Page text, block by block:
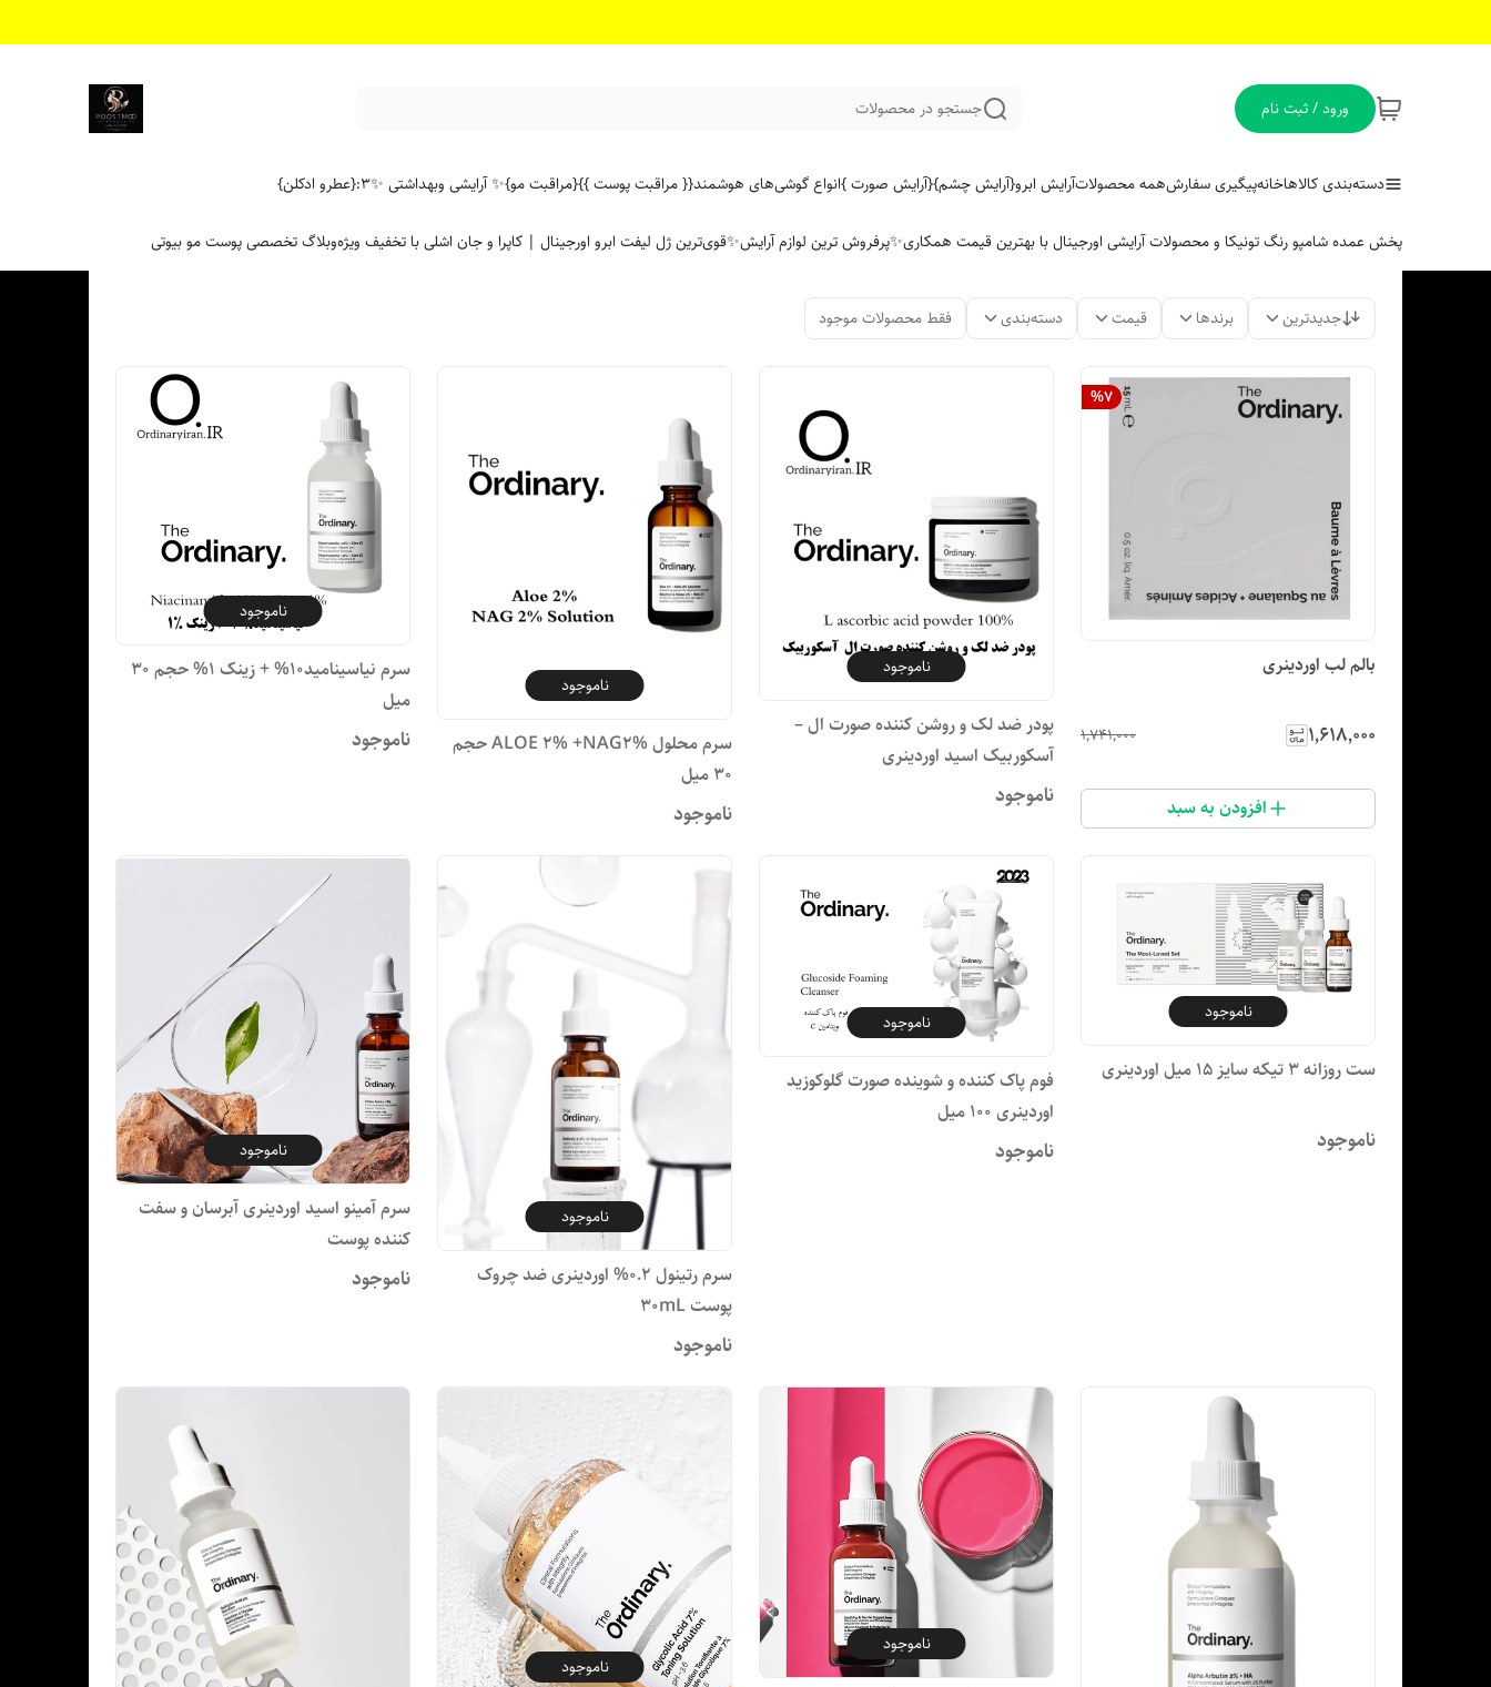
ورود / ثبت نام جستجو در محصولات
دسته‌بندی کالاهاخانهپیگیری سفارشهمه محصولاتآرایش ابرو{آرایش چشم}{آرایش صورت }انواع گوشی‌های هوشمند{{ مراقبت پوست }}{مراقبت مو}✨ آرایشی وبهداشتی ✨۳:{عطرو ادکلن}
پخش عمده شامپو رنگ تونیکا و محصولات آرایشی اورجینال با بهترین قیمت همکاری✨پرفروش ترین لوازم آرایش✨قوی‌ترین ژل لیفت ابرو اورجینال | کاپرا و جان اشلی با تخفیف ویژهوبلاگ تخصصی پوست مو بیوتی
جدیدترین برندها قیمت دسته‌بندی فقط محصولات موجود
%7
بالم لب اوردینری
۱٬۶۱۸٬۰۰۰ ۱٬۷۴۱٬۰۰۰
افزودن به سبد
ناموجود
پودر ضد لک و روشن کننده صورت ال –
آسکوربیک اسید اوردینری
ناموجود
ناموجود
سرم محلول ALOE 2% +NAG2% حجم
30 میل
ناموجود
ناموجود
سرم نیاسینامید10% + زینک 1% حجم 30
میل
ناموجود
ناموجود
ست روزانه 3 تیکه سایز 15 میل اوردینری
ناموجود
ناموجود
فوم پاک کننده و شوینده صورت گلوکوزید
اوردینری 100 میل
ناموجود
ناموجود
سرم رتینول 0.2% اوردینری ضد چروک
پوست 30mL
ناموجود
ناموجود
سرم آمینو اسید اوردینری آبرسان و سفت
کننده پوست
ناموجود
ناموجود
ناموجود